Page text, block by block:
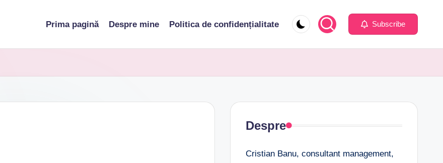
Prima pagină Despre mine Politica de confidențialitate Subscribe
Despre
Cristian Banu, consultant management,